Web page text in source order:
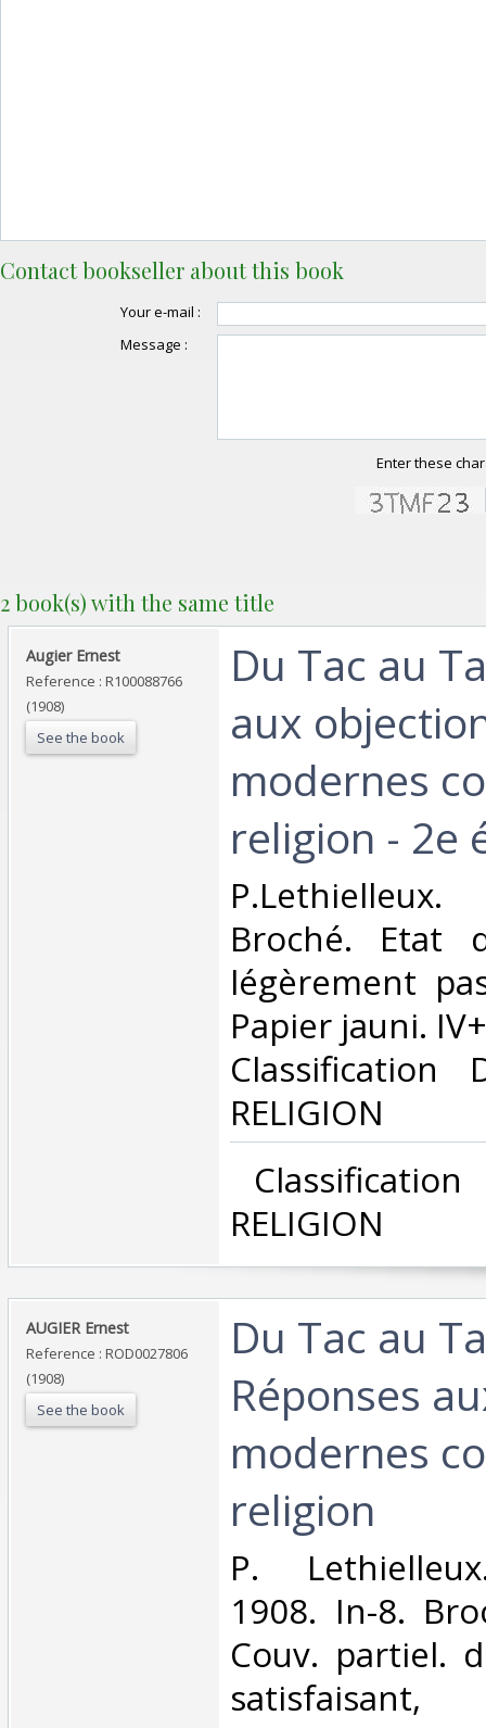
Contact bookseller about this book
Your e-mail :
Message :
Enter these
2 book(s) with the same title
‎Augier Ernest‎
Reference : R100088766
(1908)
See the book
‎Du Tac au
aux
modernes
religion - 2e
Broché. Etat
légèrement
Papier jauni.
Classification
RELIGION‎
RELIGION‎
‎AUGIER Ernest‎
Reference : ROD0027806
(1908)
See the book
‎Du Tac au
Réponses
modernes
religion‎
‎P.
1908. In-8.
Couv. partiel.